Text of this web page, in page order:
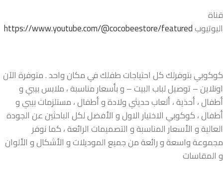
قناة
اليوتيوبhttps://www.youtube.com/@cocobeestore/featured
كوكوبي بتوفرلك كل احتياجات طفلك في مكان واحد . متوفرة الآن
اونلاين – توصيل لباب البيت – و بأسعار مناسبة ، ملابس بيبي و
أطفال ، أحذية ، ألعاب حديثي ولادة و أطفال ، مستلزمات بيبي و
أطفال ، كوكوبي الاختيار الاول و الأفضل لكل الباحثين عن الجودة
العالية و الأسعار المناسبة و التصميمات الرائعة ، كما نوفر
مجموعة واسعة و رائعة من جميع الموديلات و الأشكال و الألوان
و المقاسات